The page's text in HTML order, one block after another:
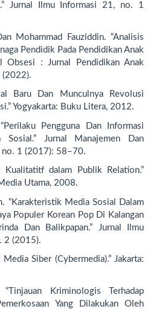
Jurnal Ilmu Informasi 21, no. 1
Mohammad Fauziddin. “Analisis
Pendidik Pada Pendidikan Anak
Obsesi : Jurnal Pendidikan Anak
(2022).
Baru Dan Munculnya Revolusi
Yogyakarta: Buku Litera, 2012.
Pengguna Dan Informasi
Jurnal Manajemen Dan
no. 1 (2017): 58–70.
Kualitatitf dalam Publik Relation.”
Utama, 2008.
“Karakteristik Media Sosial Dalam
Populer Korean Pop Di Kalangan
Dan Balikpapan.” Jurnal Ilmu
2 (2015).
Siber (Cybermedia).” Jakarta:
Kriminologis Terhadap
Yang Dilakukan Oleh